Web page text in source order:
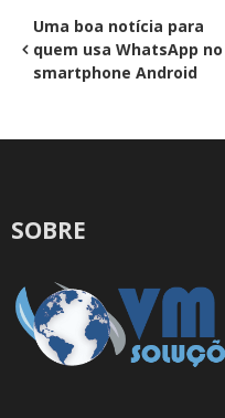
Navegação
de
Uma boa notícia para
quem usa WhatsApp no
smartphone Android
SOBRE